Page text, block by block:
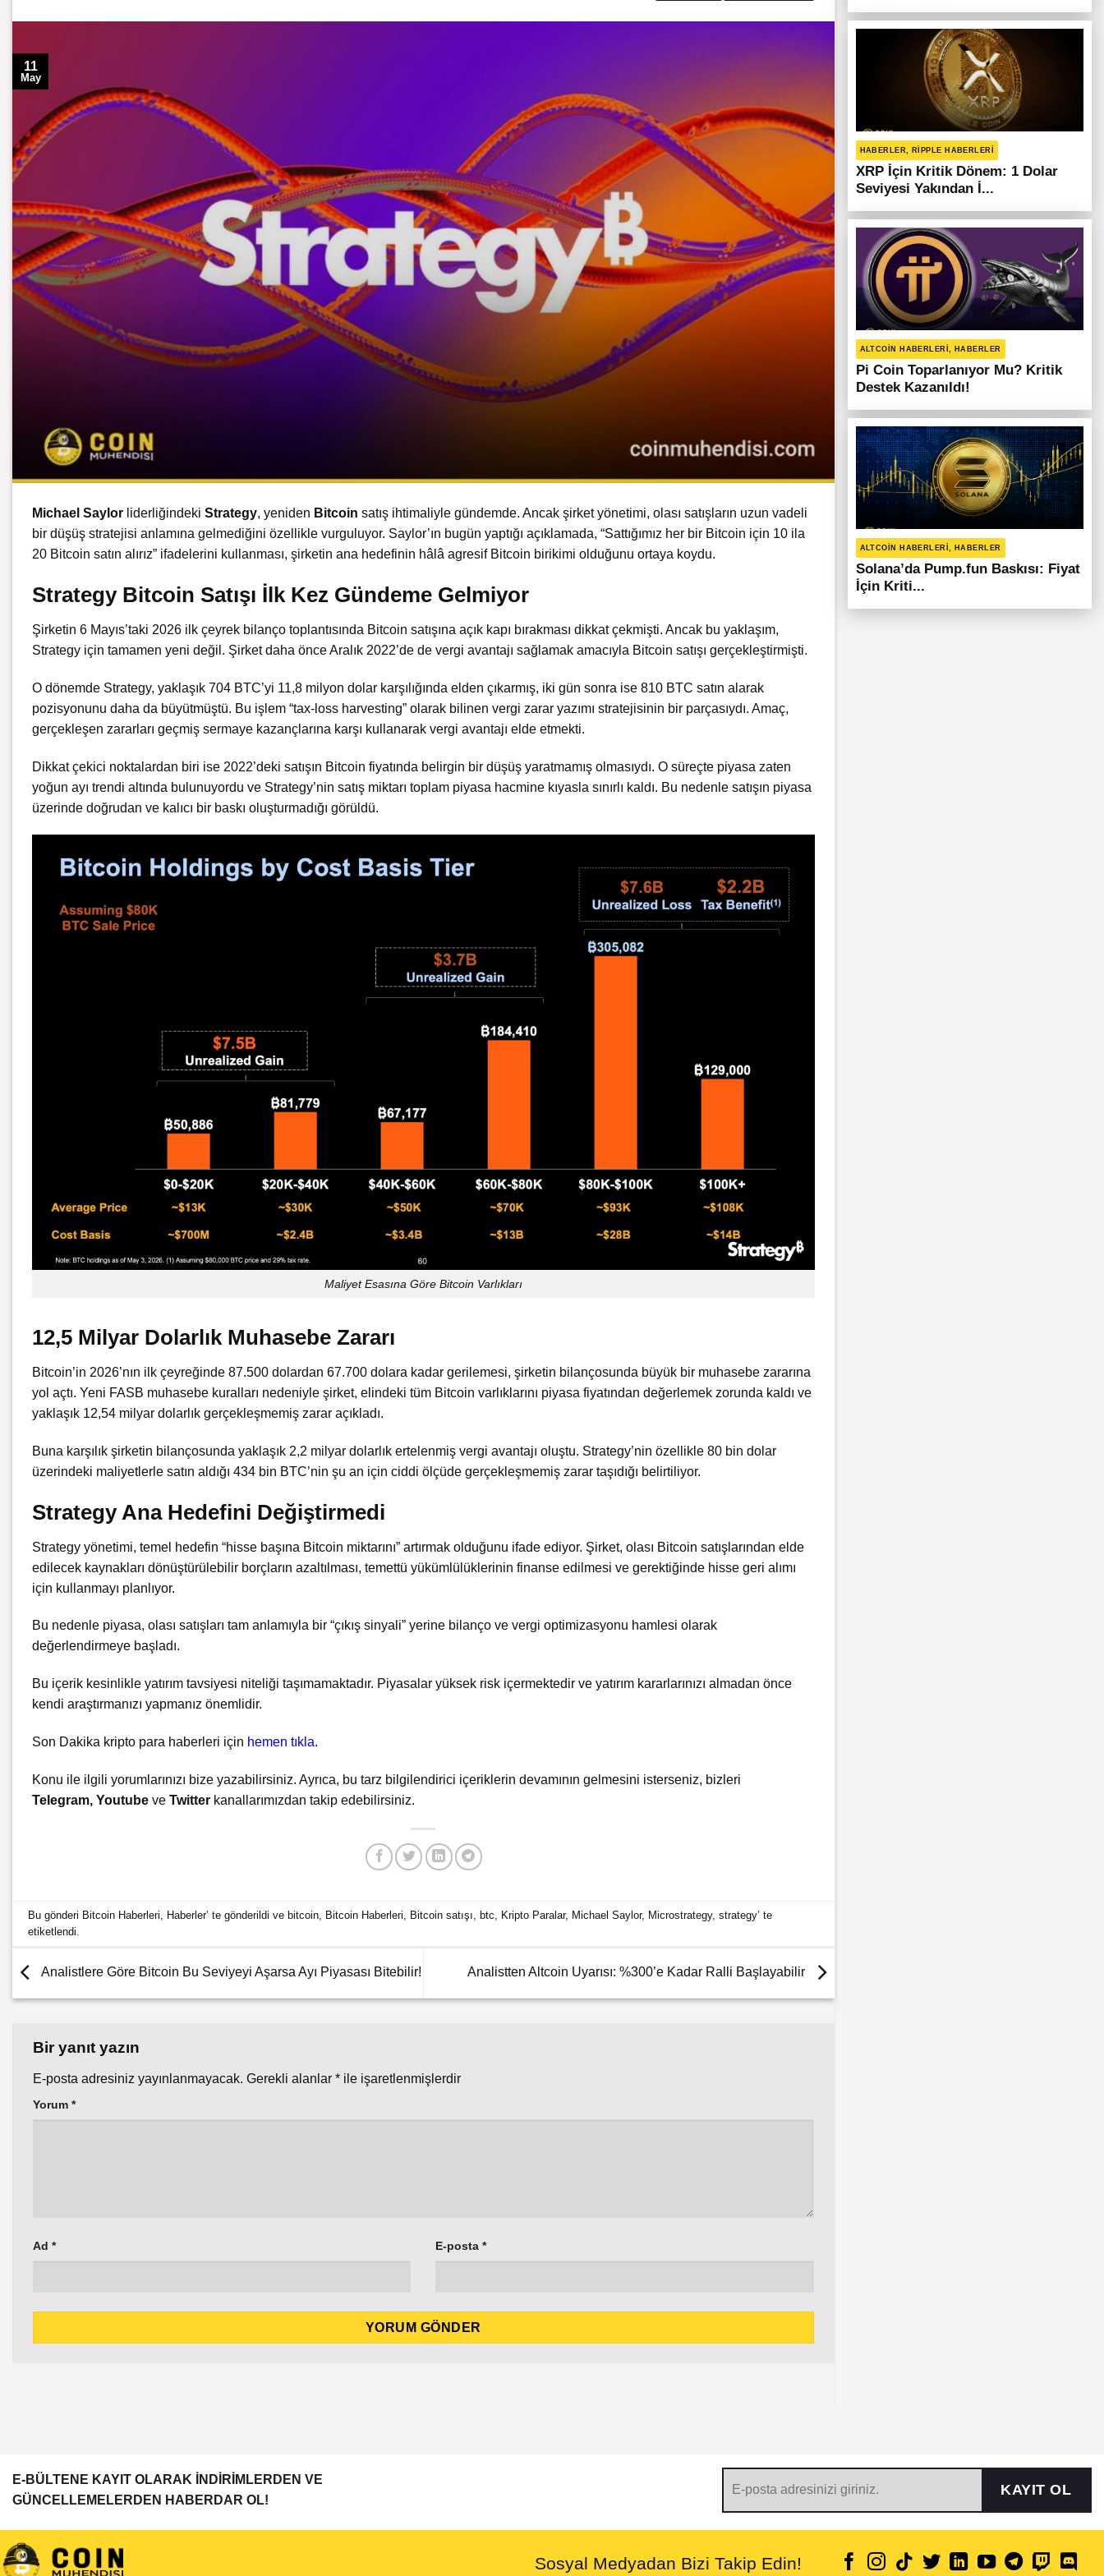
11
May
Michael Saylor liderliğindeki Strategy, yeniden Bitcoin satış ihtimaliyle gündemde. Ancak şirket yönetimi, olası satışların uzun vadeli
bir düşüş stratejisi anlamına gelmediğini özellikle vurguluyor. Saylor’ın bugün yaptığı açıklamada, “Sattığımız her bir Bitcoin için 10 ila
20 Bitcoin satın alırız” ifadelerini kullanması, şirketin ana hedefinin hâlâ agresif Bitcoin birikimi olduğunu ortaya koydu.
Strategy Bitcoin Satışı İlk Kez Gündeme Gelmiyor
Şirketin 6 Mayıs’taki 2026 ilk çeyrek bilanço toplantısında Bitcoin satışına açık kapı bırakması dikkat çekmişti. Ancak bu yaklaşım,
Strategy için tamamen yeni değil. Şirket daha önce Aralık 2022’de de vergi avantajı sağlamak amacıyla Bitcoin satışı gerçekleştirmişti.
O dönemde Strategy, yaklaşık 704 BTC’yi 11,8 milyon dolar karşılığında elden çıkarmış, iki gün sonra ise 810 BTC satın alarak
pozisyonunu daha da büyütmüştü. Bu işlem “tax-loss harvesting” olarak bilinen vergi zarar yazımı stratejisinin bir parçasıydı. Amaç,
gerçekleşen zararları geçmiş sermaye kazançlarına karşı kullanarak vergi avantajı elde etmekti.
Dikkat çekici noktalardan biri ise 2022’deki satışın Bitcoin fiyatında belirgin bir düşüş yaratmamış olmasıydı. O süreçte piyasa zaten
yoğun ayı trendi altında bulunuyordu ve Strategy’nin satış miktarı toplam piyasa hacmine kıyasla sınırlı kaldı. Bu nedenle satışın piyasa
üzerinde doğrudan ve kalıcı bir baskı oluşturmadığı görüldü.
Maliyet Esasına Göre Bitcoin Varlıkları
12,5 Milyar Dolarlık Muhasebe Zararı
Bitcoin’in 2026’nın ilk çeyreğinde 87.500 dolardan 67.700 dolara kadar gerilemesi, şirketin bilançosunda büyük bir muhasebe zararına
yol açtı. Yeni FASB muhasebe kuralları nedeniyle şirket, elindeki tüm Bitcoin varlıklarını piyasa fiyatından değerlemek zorunda kaldı ve
yaklaşık 12,54 milyar dolarlık gerçekleşmemiş zarar açıkladı.
Buna karşılık şirketin bilançosunda yaklaşık 2,2 milyar dolarlık ertelenmiş vergi avantajı oluştu. Strategy’nin özellikle 80 bin dolar
üzerindeki maliyetlerle satın aldığı 434 bin BTC’nin şu an için ciddi ölçüde gerçekleşmemiş zarar taşıdığı belirtiliyor.
Strategy Ana Hedefini Değiştirmedi
Strategy yönetimi, temel hedefin “hisse başına Bitcoin miktarını” artırmak olduğunu ifade ediyor. Şirket, olası Bitcoin satışlarından elde
edilecek kaynakları dönüştürülebilir borçların azaltılması, temettü yükümlülüklerinin finanse edilmesi ve gerektiğinde hisse geri alımı
için kullanmayı planlıyor.
Bu nedenle piyasa, olası satışları tam anlamıyla bir “çıkış sinyali” yerine bilanço ve vergi optimizasyonu hamlesi olarak
değerlendirmeye başladı.
Bu içerik kesinlikle yatırım tavsiyesi niteliği taşımamaktadır. Piyasalar yüksek risk içermektedir ve yatırım kararlarınızı almadan önce
kendi araştırmanızı yapmanız önemlidir.
Son Dakika kripto para haberleri için hemen tıkla.
Konu ile ilgili yorumlarınızı bize yazabilirsiniz. Ayrıca, bu tarz bilgilendirici içeriklerin devamının gelmesini isterseniz, bizleri
Telegram, Youtube ve Twitter kanallarımızdan takip edebilirsiniz.
Bu gönderi Bitcoin Haberleri Haberler’ te gönderildi vebitcoin Bitcoin Haberleri Bitcoin satışı ,btc Kripto Paralar, Michael Saylor, Microstrategy,strategy’ te
etiketlendi.
Analistlere Göre Bitcoin Bu Seviyeyi Aşarsa Ayı Piyasası Bitebilir! Analistten Altcoin Uyarısı: %300’e Kadar Ralli Başlayabilir
Bir yanıt yazın
E-posta adresiniz yayınlanmayacak. Gerekli alanlar * ile işaretlenmişlerdir
Yorum *
Ad * E-posta*
HABERLER, RIPPLE HABERLERI
XRP İçin Kritik Dönem: 1 Dolar
Seviyesi Yakından İ...
ALTCOIN HABERLERI, HABERLER
Pi Coin Toparlanıyor Mu? Kritik
Destek Kazanıldı!
ALTCOIN HABERLERI, HABERLER
Solana’da Pump.fun Baskısı: Fiyat
İçin Kriti...
E-BÜLTENE KAYIT OLARAK İNDİRİMLERDEN VE
GÜNCELLEMELERDEN HABERDAR OL!
KAYIT OL
Sosyal Medyadan Bizi Takip Edin!